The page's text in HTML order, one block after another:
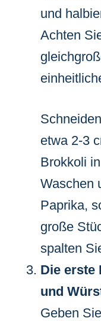
und
Achten
etwa 2-3
Brokkoli
Waschen
Paprika,
große
spalten
Die erste
und
Geben